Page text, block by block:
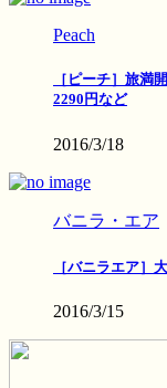
Peach
［ピーチ］旅満
2290円など
2016/3/18
バニラ・エア
［バニラエア］
2016/3/15